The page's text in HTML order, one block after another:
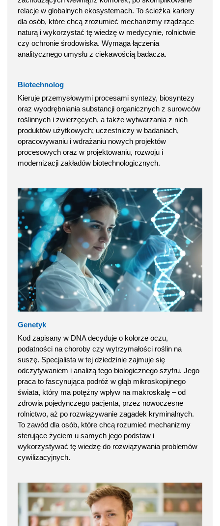
relacje w globalnych ekosystemach. To ścieżka kariery
dla osób, które chcą zrozumieć mechanizmy rządzące
naturą i wykorzystać tę wiedzę w medycynie, rolnictwie
czy ochronie środowiska. Wymaga łączenia
analitycznego umysłu z ciekawością badacza.
Biotechnolog
Kieruje przemysłowymi procesami syntezy, biosyntezy
oraz wyodrębniania substancji organicznych z surowców
roślinnych i zwierzęcych, a także wytwarzania z nich
produktów użytkowych; uczestniczy w badaniach,
opracowywaniu i wdrażaniu nowych projektów
procesowych oraz w projektowaniu, rozwoju i
modernizacji zakładów biotechnologicznych.
Genetyk
Kod zapisany w DNA decyduje o kolorze oczu,
podatności na choroby czy wytrzymałości roślin na
suszę. Specjalista w tej dziedzinie zajmuje się
odczytywaniem i analizą tego biologicznego szyfru. Jego
praca to fascynująca podróż w głąb mikroskopijnego
świata, który ma potężny wpływ na makroskalę – od
zdrowia pojedynczego pacjenta, przez nowoczesne
rolnictwo, aż po rozwiązywanie zagadek kryminalnych.
To zawód dla osób, które chcą rozumieć mechanizmy
sterujące życiem u samych jego podstaw i
wykorzystywać tę wiedzę do rozwiązywania problemów
cywilizacyjnych.